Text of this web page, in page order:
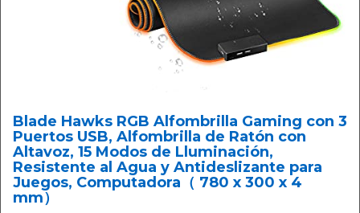
Blade Hawks RGB Alfombrilla Gaming con 3
Puertos USB, Alfombrilla de Ratón con
Altavoz, 15 Modos de Lluminación,
Resistente al Agua y Antideslizante para
Juegos, Computadora（ 780 x 300 x 4
mm）